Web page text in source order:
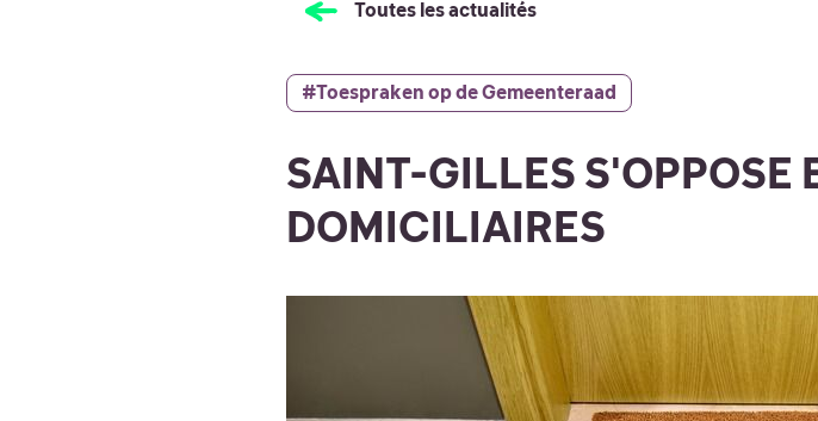
Toutes les actualités
#Toespraken op de Gemeenteraad
SAINT-GILLES S'OPPOSE
DOMICILIAIRES